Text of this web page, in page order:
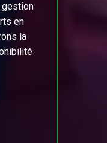
gestion
en
la